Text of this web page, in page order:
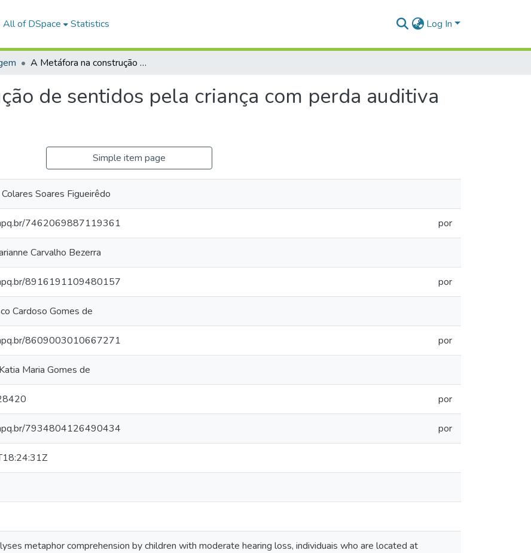
All of DSpace Statistics Log In
A Metáfora na construção de sentidos pela criança com perda auditiva de grau moderado
de sentidos pela criança com perda auditiva
Simple item page
Soares Figueirêdo
7462069887119361 por
Carvalho Bezerra
8916191109480157 por
Cardoso Gomes de
8609003010667271 por
Maria Gomes de
por
7934804126490434 por
metaphor comprehension by children with moderate hearing loss, individuais who are located at